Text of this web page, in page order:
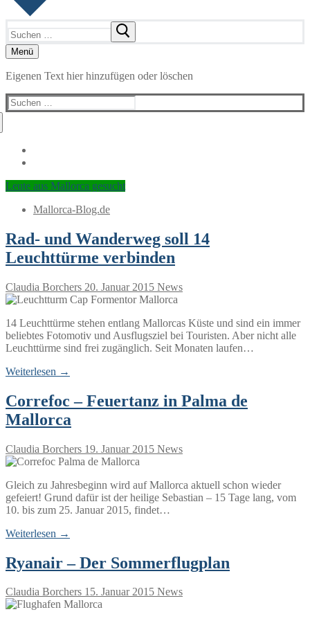
nach:
Menü
Eigenen Text hier hinzufügen oder löschen
Suchen
nach:
Leute aus Mallorca gesucht
Mallorca-Blog.de
Rad- und Wanderweg soll 14
Leuchttürme verbinden
Claudia Borchers 20. Januar 2015 News
14 Leuchttürme stehen entlang Mallorcas Küste und sind ein immer
beliebtes Fotomotiv und Ausflugsziel bei Touristen. Aber nicht alle
Leuchttürme sind frei zugänglich. Seit Monaten laufen…
Weiterlesen →
Correfoc – Feuertanz in Palma de
Mallorca
Claudia Borchers 19. Januar 2015 News
Gleich zu Jahresbeginn wird auf Mallorca aktuell schon wieder
gefeiert! Grund dafür ist der heilige Sebastian – 15 Tage lang, vom
10. bis zum 25. Januar 2015, findet…
Weiterlesen →
Ryanair – Der Sommerflugplan
Claudia Borchers 15. Januar 2015 News